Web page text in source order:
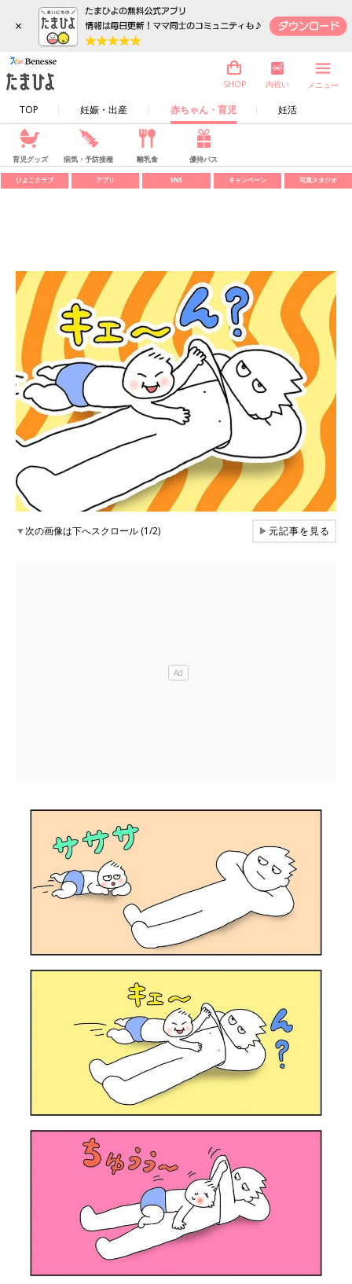
×
TOP 妊娠・出産 赤ちゃん・育児 妊活
SHOP 内祝い メニュー
育児グッズ 病気・予防接種 離乳食 優待パス
ひよこクラブ アプリ SNS キャンペーン 写真スタジオ
▼次の画像は下へスクロール (1/2) ▶元記事を見る